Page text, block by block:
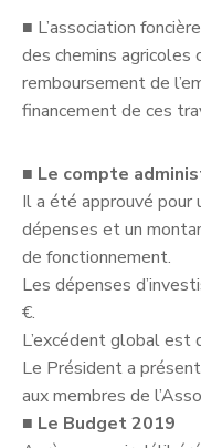
■ L’association
des chemins
remboursement de
financement de ces
■ Le compte
Il a été approuvé
dépenses et un
de fonctionnement.
Les dépenses
€.
L’excédent global
Le Président a
aux membres de
■ Le Budget 2019